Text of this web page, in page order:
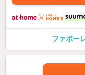
ファボー